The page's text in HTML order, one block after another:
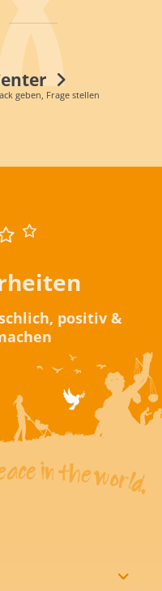
geben, Frage stellen
positiv &